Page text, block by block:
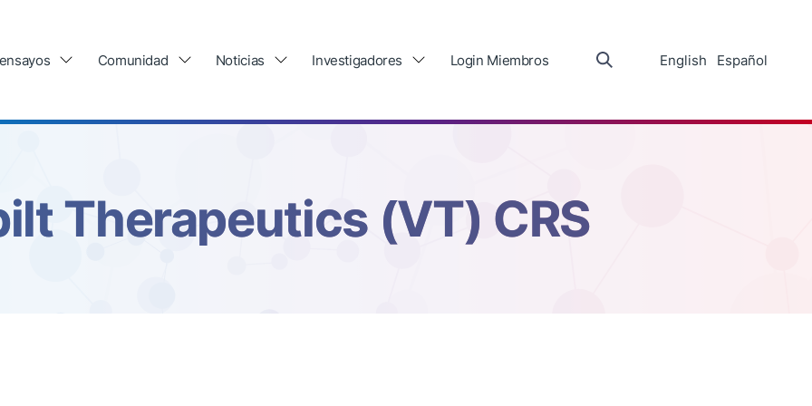
Comunidad Noticias Investigadores Login Miembros English Español
Therapeutics (VT) CRS